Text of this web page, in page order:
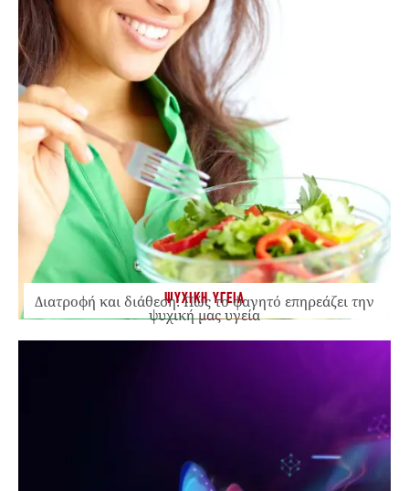
ΨΥΧΙΚΗ ΥΓΕΙΑ
Διατροφή και διάθεση: Πώς το φαγητό επηρεάζει την
ψυχική μας υγεία